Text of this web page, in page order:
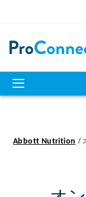
Abbott Nutrition